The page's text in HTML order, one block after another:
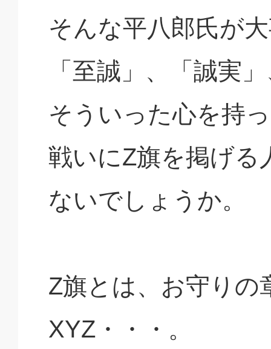
そんな平八郎氏が
「至誠」、「誠実
そういった心を持
戦いにZ旗を掲げる
ないでしょうか。
Z旗とは、お守りの
XYZ・・・。